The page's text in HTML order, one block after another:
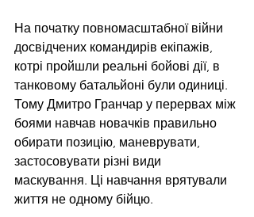
На початку повномасштабної війни
досвідчених командирів екіпажів,
котрі пройшли реальні бойові дії, в
танковому батальйоні були одиниці.
Тому Дмитро Гранчар у перервах між
боями навчав новачків правильно
обирати позицію, маневрувати,
застосовувати різні види
маскування. Ці навчання врятували
життя не одному бійцю.